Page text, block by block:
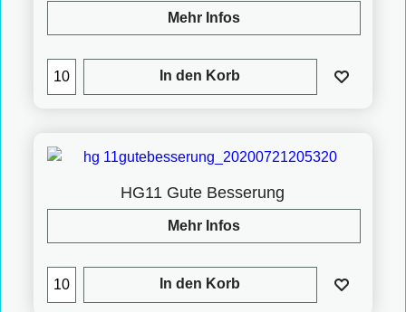
Mehr Infos
In den Korb
HG11 Gute Besserung
Mehr Infos
In den Korb